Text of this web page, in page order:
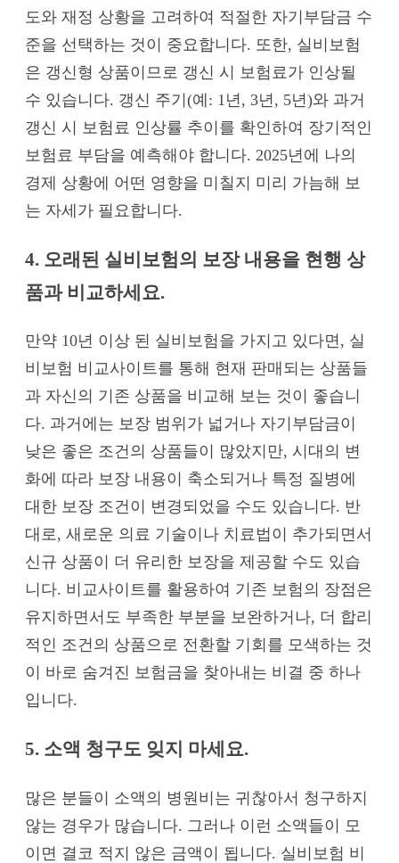
도와 재정 상황을 고려하여 적절한 자기부담금 수
준을 선택하는 것이 중요합니다. 또한, 실비보험
은 갱신형 상품이므로 갱신 시 보험료가 인상될
수 있습니다. 갱신 주기(예: 1년, 3년, 5년)와 과거
갱신 시 보험료 인상률 추이를 확인하여 장기적인
보험료 부담을 예측해야 합니다. 2025년에 나의
경제 상황에 어떤 영향을 미칠지 미리 가늠해 보
는 자세가 필요합니다.
4. 오래된 실비보험의 보장 내용을 현행 상
품과 비교하세요.
만약 10년 이상 된 실비보험을 가지고 있다면, 실
비보험 비교사이트를 통해 현재 판매되는 상품들
과 자신의 기존 상품을 비교해 보는 것이 좋습니
다. 과거에는 보장 범위가 넓거나 자기부담금이
낮은 좋은 조건의 상품들이 많았지만, 시대의 변
화에 따라 보장 내용이 축소되거나 특정 질병에
대한 보장 조건이 변경되었을 수도 있습니다. 반
대로, 새로운 의료 기술이나 치료법이 추가되면서
신규 상품이 더 유리한 보장을 제공할 수도 있습
니다. 비교사이트를 활용하여 기존 보험의 장점은
유지하면서도 부족한 부분을 보완하거나, 더 합리
적인 조건의 상품으로 전환할 기회를 모색하는 것
이 바로 숨겨진 보험금을 찾아내는 비결 중 하나
입니다.
5. 소액 청구도 잊지 마세요.
많은 분들이 소액의 병원비는 귀찮아서 청구하지
않는 경우가 많습니다. 그러나 이런 소액들이 모
이면 결코 적지 않은 금액이 됩니다. 실비보험 비